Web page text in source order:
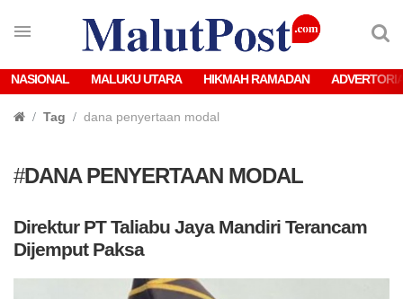
NASIONAL MALUKU UTARA HIKMAH RAMADAN
Tag dana penyertaan modal
#DANA PENYERTAAN MODAL
Direktur PT Taliabu Jaya Mandiri Terancam
Dijemput Paksa